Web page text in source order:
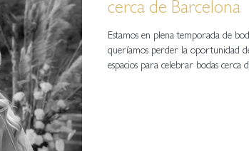
cerca de Barcelona
Estamos en plena temporada de
queríamos perder la oportunidad
espacios para celebrar bodas cerca